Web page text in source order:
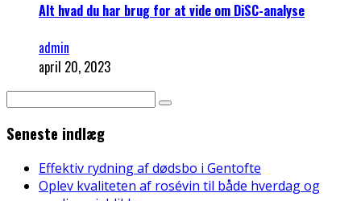
Alt hvad du har brug for at vide om DiSC-analyse
admin
april 20, 2023
Seneste indlæg
Effektiv rydning af dødsbo i Gentofte
Oplev kvaliteten af rosévin til både hverdag og